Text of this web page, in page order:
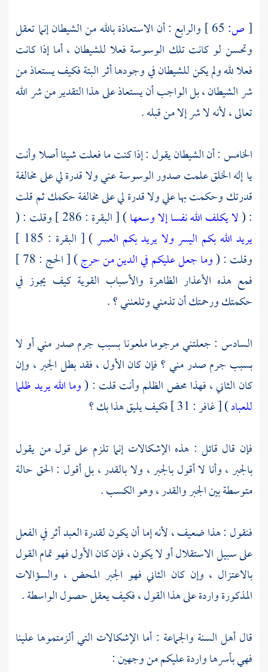
[ص:
والرابع : أن الاستعاذة بالله من الشيطان إنما تعقل
وتحسن لو كانت تلك الوسوسة فعلا للشيطان ، أما إذا كانت
فعلا لله ولم يكن للشيطان في وجودها أثر البتة فكيف يستعاذ من
شر الشيطان ، بل الواجب أن يستعاذ على هذا التقدير من شر الله
تعالى ، لأنه لا شر إلا من قبله .
الخامس : أن الشيطان يقول : إذا كنت ما فعلت شيئا أصلا وأنت
يا إله الخلق علمت صدور الوسوسة عني ولا قدرة لي على مخالفة
قدرتك وحكمت بها علي ولا قدرة لي على مخالفة حكمك ثم قلت
: (لا يكلف الله نفسا إلا وسعها) [ البقرة : 286 ] وقلت : (
يريد الله بكم اليسر ولا يريد بكم العسر
) [ البقرة : 185 ]
وقلت : (وما جعل عليكم في الدين من حرج
) [ الحج : 78 ]
فمع هذه الأعذار الظاهرة والأسباب القوية كيف يجوز في
حكمتك ورحمتك أن تذمني وتلعنني ؟ .
السادس : جعلتني مرجوما ملعونا بسبب جرم صدر مني أو لا
بسبب جرم صدر مني ؟ فإن كان الأول ، فقد بطل الجبر ، وإن
كان الثاني ، فهذا محض الظلم وأنت قلت : (وما الله يريد ظلما
للعباد) [ غافر : 31 ] فكيف يليق هذا بك ؟
فإن قال قائل : هذه الإشكالات إنما تلزم على قول من يقول
بالجبر ، وأنا لا أقول بالجبر ، ولا بالقدر ، بل أقول : الحق حالة
متوسطة بين الجبر والقدر ، وهو الكسب .
فنقول : هذا ضعيف ، لأنه إما أن يكون لقدرة العبد أثر في الفعل
على سبيل الاستقلال أو لا يكون ، فإن كان الأول فهو تمام القول
بالاعتزال ، وإن كان الثاني فهو الجبر المحض ، والسؤالات
المذكورة واردة على هذا القول ، فكيف يعقل حصول الواسطة .
قال أهل السنة والجماعة : أما الإشكالات التي ألزمتموها علينا
فهي بأسرها واردة عليكم من وجهين :